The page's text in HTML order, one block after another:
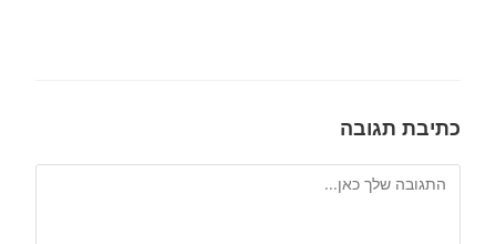
כתיבת תגובה